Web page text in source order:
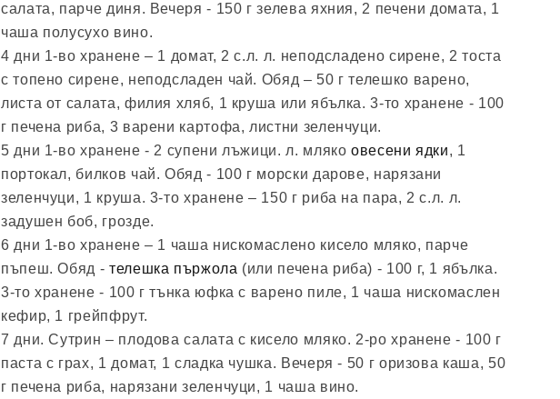
салата, парче диня. Вечеря - 150 г зелева яхния, 2 печени домата, 1
чаша полусухо вино.
4 дни 1-во хранене – 1 домат, 2 с.л. л. неподсладено сирене, 2 тоста
с топено сирене, неподсладен чай. Обяд – 50 г телешко варено,
листа от салата, филия хляб, 1 круша или ябълка. 3-то хранене - 100
г печена риба, 3 варени картофа, листни зеленчуци.
5 дни 1-во хранене - 2 супени лъжици. л. млякоовесени ядки, 1
портокал, билков чай. Обяд - 100 г морски дарове, нарязани
зеленчуци, 1 круша. 3-то хранене – 150 г риба на пара, 2 с.л. л.
задушен боб, грозде.
6 дни 1-во хранене – 1 чаша нискомаслено кисело мляко, парче
пъпеш. Обяд - телешка пържола (или печена риба) - 100 г, 1 ябълка.
3-то хранене - 100 г тънка юфка с варено пиле, 1 чаша нискомаслен
кефир, 1 грейпфрут.
7 дни. Сутрин – плодова салата с кисело мляко. 2-ро хранене - 100 г
паста с грах, 1 домат, 1 сладка чушка. Вечеря - 50 г оризова каша, 50
г печена риба, нарязани зеленчуци, 1 чаша вино.